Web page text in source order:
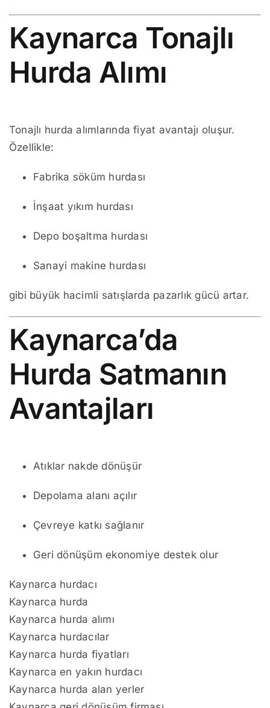
Kaynarca Tonajlı
Hurda Alımı
Tonajlı hurda alımlarında fiyat avantajı oluşur.
Özellikle:
Fabrika söküm hurdası
İnşaat yıkım hurdası
Depo boşaltma hurdası
Sanayi makine hurdası
gibi büyük hacimli satışlarda pazarlık gücü artar.
Kaynarca’da
Hurda Satmanın
Avantajları
Atıklar nakde dönüşür
Depolama alanı açılır
Çevreye katkı sağlanır
Geri dönüşüm ekonomiye destek olur
Kaynarca hurdacı
Kaynarca hurda
Kaynarca hurda alımı
Kaynarca hurdacılar
Kaynarca hurda fiyatları
Kaynarca en yakın hurdacı
Kaynarca hurda alan yerler